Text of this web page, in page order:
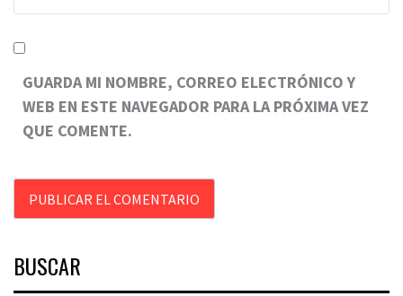
GUARDA MI NOMBRE, CORREO ELECTRÓNICO Y
WEB EN ESTE NAVEGADOR PARA LA PRÓXIMA VEZ
QUE COMENTE.
BUSCAR